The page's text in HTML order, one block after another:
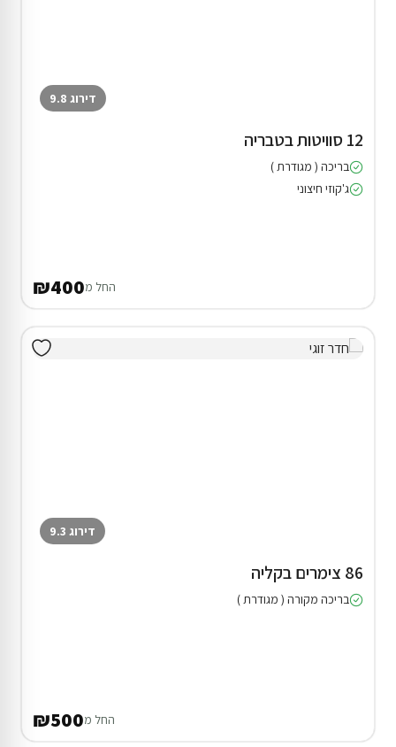
דירוג 9.8
12 סוויטות בטבריה
בריכה ( מגודרת )
ג'קוזי חיצוני
החל מ₪400
דירוג 9.3
86 צימרים בקליה
בריכה מקורה ( מגודרת )
החל מ₪500